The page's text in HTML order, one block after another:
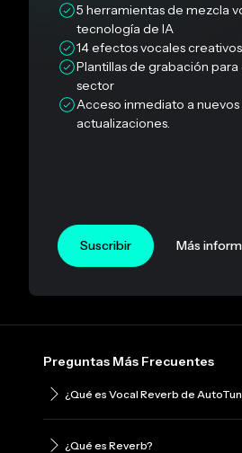
5 herramientas de mezcla
tecnología de IA
14 efectos vocales creativos
Plantillas de grabación
sector
Acceso inmediato a
actualizaciones.
Suscribir Más
Preguntas Más Frecuentes
¿Qué es Vocal Reverb de
¿Qué es Reverb?